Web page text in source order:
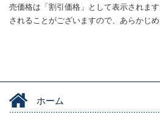
売価格は「割引価格」として表示されま
されることがございますので、あらかじめ
ホーム